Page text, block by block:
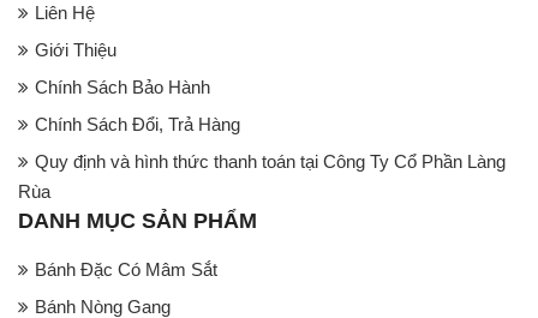
Liên Hệ
Giới Thiệu
Chính Sách Bảo Hành
Chính Sách Đổi, Trả Hàng
Quy định và hình thức thanh toán tại Công Ty Cổ Phần Làng
Rùa
DANH MỤC SẢN PHẨM
Bánh Đặc Có Mâm Sắt
Bánh Nòng Gang